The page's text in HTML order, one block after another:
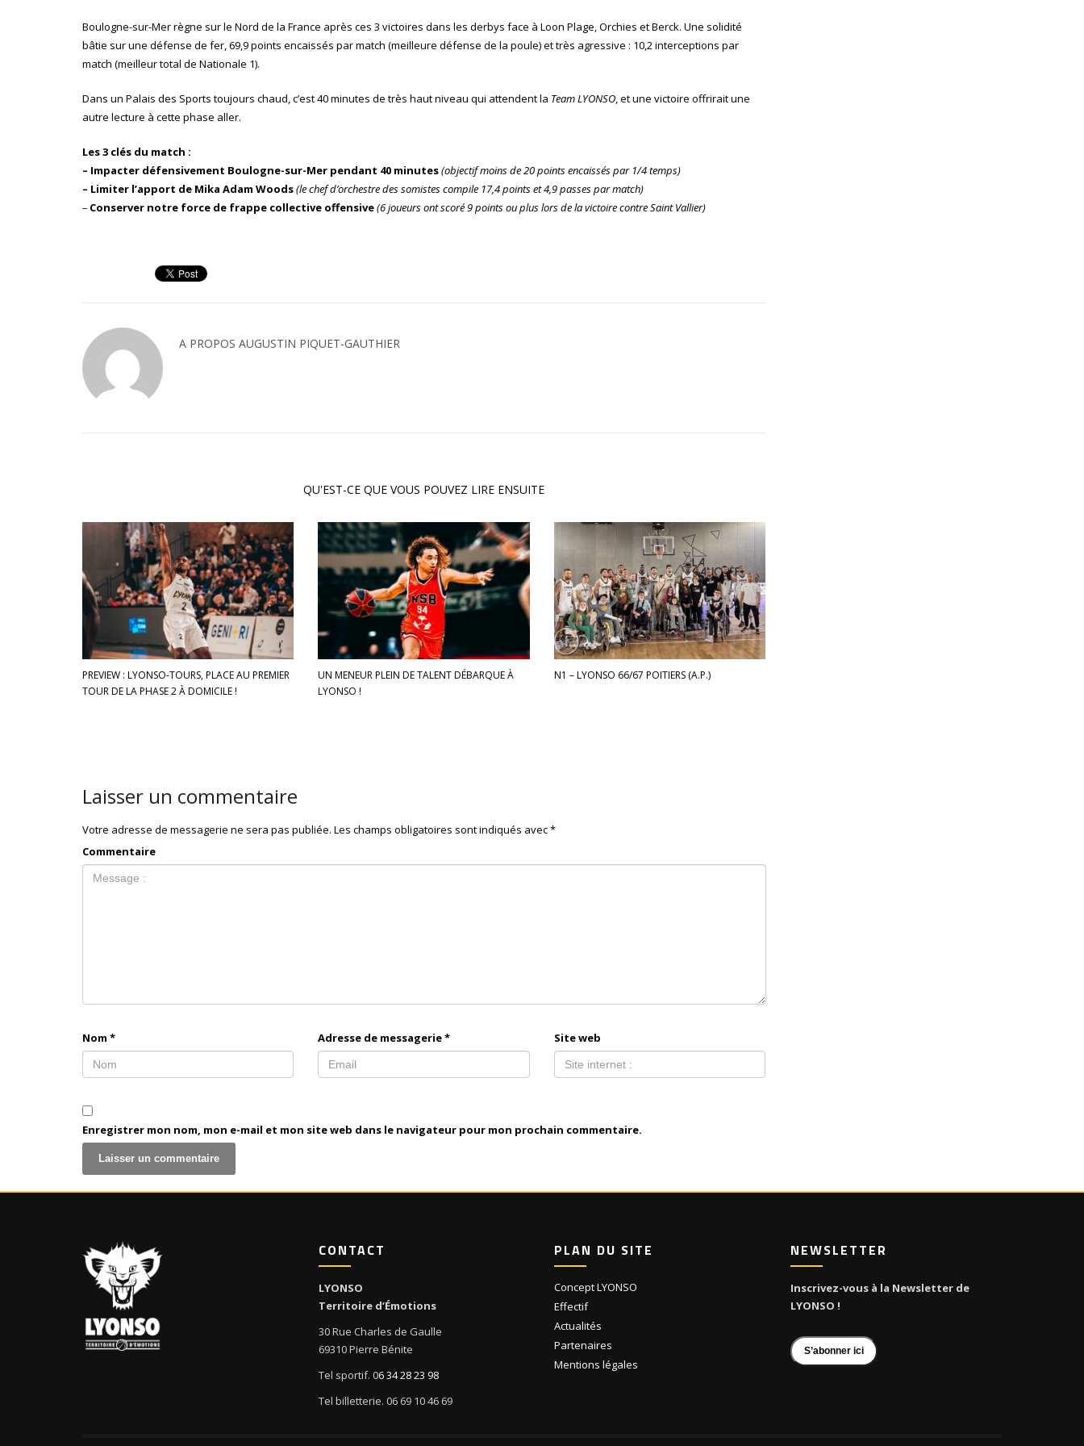
Boulogne-sur-Mer règne sur le Nord de la France après ces 3 victoires dans les derbys face à Loon Plage, Orchies et Berck. Une solidité
bâtie sur une défense de fer, 69,9 points encaissés par match (meilleure défense de la poule) et très agressive : 10,2 interceptions par
match (meilleur total de Nationale 1).
Dans un Palais des Sports toujours chaud, c’est 40 minutes de très haut niveau qui attendent la Team LYONSO, et une victoire offrirait une
autre lecture à cette phase aller.
Les 3 clés du match :
– Impacter défensivement Boulogne-sur-Mer pendant 40 minutes(objectif moins de 20 points encaissés par 1/4 temps)
– Limiter l’apport de Mika Adam Woods(le chef d’orchestre des somistes compile 17,4 points et 4,9 passes par match)
– Conserver notre force de frappe collective offensive(6 joueurs ont scoré 9 points ou plus lors de la victoire contre Saint Vallier)
A PROPOS AUGUSTIN PIQUET-GAUTHIER
QU'EST-CE QUE VOUS POUVEZ LIRE ENSUITE
PREVIEW : LYONSO-TOURS, PLACE AU PREMIER
TOUR DE LA PHASE 2 À DOMICILE !
UN MENEUR PLEIN DE TALENT DÉBARQUE À
LYONSO !
N1 – LYONSO 66/67 POITIERS (A.P.)
Laisser un commentaire
Votre adresse de messagerie ne sera pas publiée. Les champs obligatoires sont indiqués avec*
Commentaire
Nom * Adresse de messagerie* Site web
Enregistrer mon nom, mon e-mail et mon site web dans le navigateur pour mon prochain commentaire.
CONTACT
LYONSO
Territoire d’Émotions
30 Rue Charles de Gaulle
69310 Pierre Bénite
Tel sportif. 06 34 28 23 98
Tel billetterie. 06 69 10 46 69
PLAN DU SITE
Concept LYONSO
Effectif
Actualités
Partenaires
Mentions légales
NEWSLETTER
Inscrivez-vous à la Newsletter de
LYONSO !
S’abonner ici